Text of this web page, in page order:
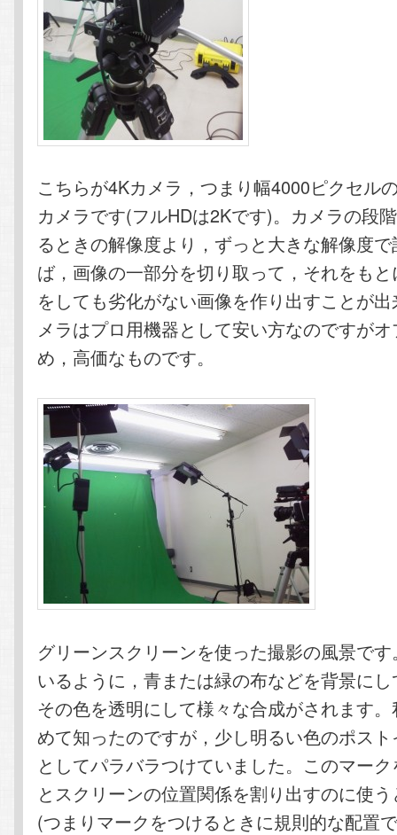
こちらが4Kカメラ，つまり幅4000ピクセル
カメラです(フルHDは2Kです)。カメラの段
るときの解像度より，ずっと大きな解像度
ば，画像の一部分を切り取って，それをも
をしても劣化がない画像を作り出すことが
メラはプロ用機器として安い方なのですが
め，高価なものです。
グリーンスクリーンを使った撮影の風景で
いるように，青または緑の布などを背景に
その色を透明にして様々な合成がされます
めて知ったのですが，少し明るい色のポス
としてパラバラつけていました。このマー
とスクリーンの位置関係を割り出すのに使
(つまりマークをつけるときに規則的な配置